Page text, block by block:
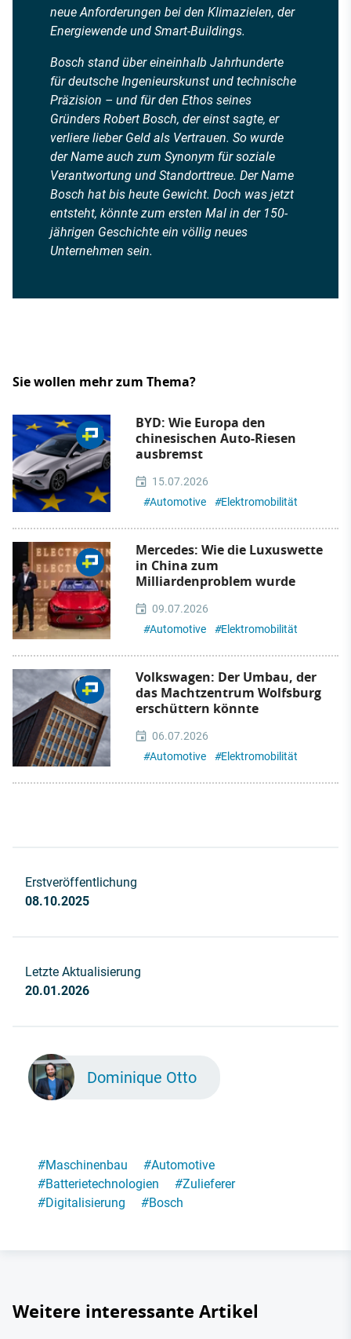
neue Anforderungen bei den Klimazielen, der
Energiewende und Smart-Buildings.
Bosch stand über eineinhalb Jahrhunderte
für deutsche Ingenieurskunst und technische
Präzision – und für den Ethos seines
Gründers Robert Bosch, der einst sagte, er
verliere lieber Geld als Vertrauen. So wurde
der Name auch zum Synonym für soziale
Verantwortung und Standorttreue. Der Name
Bosch hat bis heute Gewicht. Doch was jetzt
entsteht, könnte zum ersten Mal in der 150-
jährigen Geschichte ein völlig neues
Unternehmen sein.
Sie wollen mehr zum Thema?
BYD: Wie Europa den
chinesischen Auto-Riesen
ausbremst
15.07.2026
#Automotive #Elektromobilität
Mercedes: Wie die Luxuswette
in China zum
Milliardenproblem wurde
09.07.2026
#Automotive #Elektromobilität
Volkswagen: Der Umbau, der
das Machtzentrum Wolfsburg
erschüttern könnte
06.07.2026
#Automotive #Elektromobilität
Erstveröffentlichung
08.10.2025
Letzte Aktualisierung
20.01.2026
Dominique Otto
#Maschinenbau #Automotive
#Batterietechnologien #Zulieferer
#Digitalisierung #Bosch
Weitere interessante Artikel